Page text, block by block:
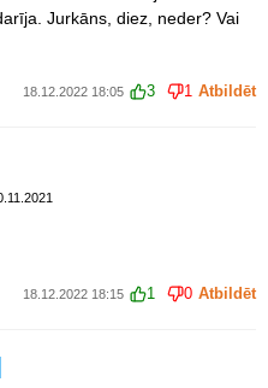
Jurkāns, diez, neder? Vai
18.12.2022 18:05 3 1 Atbildēt
18.12.2022 18:15 1 0 Atbildēt